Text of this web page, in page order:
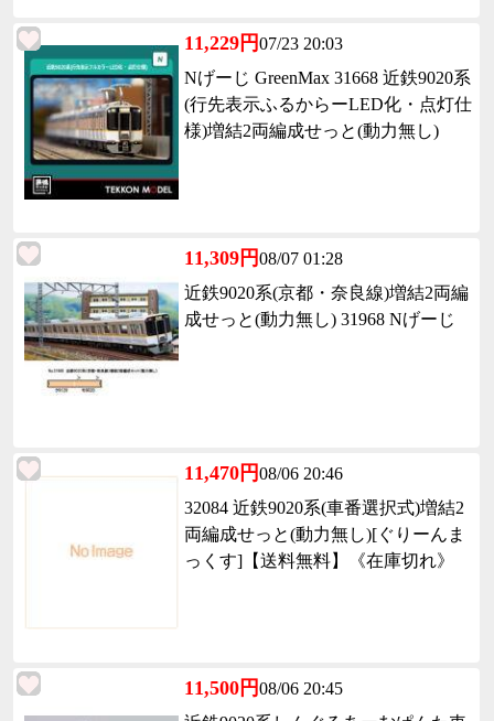
11,229円07/23 20:03
Nげーじ GreenMax 31668 近鉄9020系
(行先表示ふるからーLED化・点灯仕
様)増結2両編成せっと(動力無し)
11,309円08/07 01:28
近鉄9020系(京都・奈良線)増結2両編
成せっと(動力無し) 31968 Nげーじ
11,470円08/06 20:46
32084 近鉄9020系(車番選択式)増結2
両編成せっと(動力無し)[ぐりーんま
っくす]【送料無料】《在庫切れ》
11,500円08/06 20:45